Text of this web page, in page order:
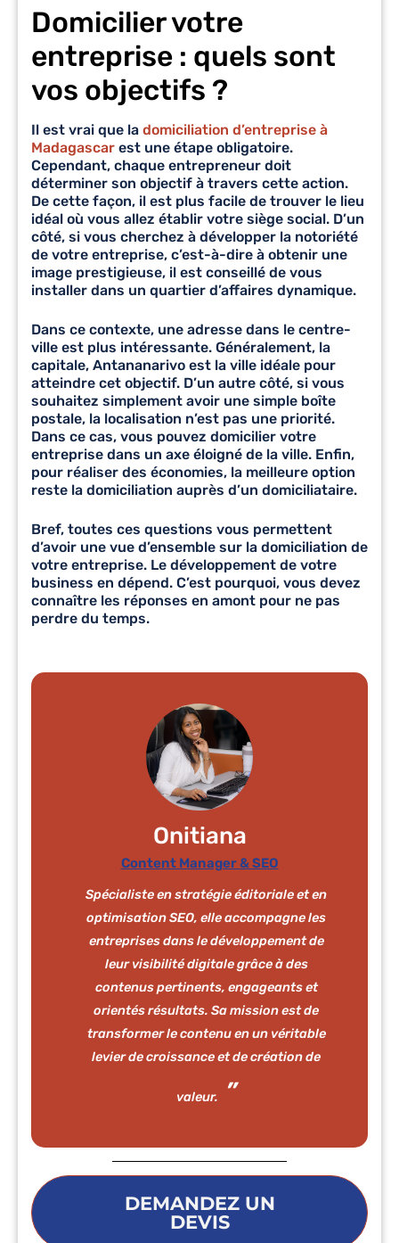
Domicilier votre
entreprise : quels sont
vos objectifs ?
Il est vrai que la domiciliation d’entreprise à
Madagascar est une étape obligatoire.
Cependant, chaque entrepreneur doit
déterminer son objectif à travers cette action.
De cette façon, il est plus facile de trouver le lieu
idéal où vous allez établir votre siège social. D’un
côté, si vous cherchez à développer la notoriété
de votre entreprise, c’est-à-dire à obtenir une
image prestigieuse, il est conseillé de vous
installer dans un quartier d’affaires dynamique.
Dans ce contexte, une adresse dans le centre-
ville est plus intéressante. Généralement, la
capitale, Antananarivo est la ville idéale pour
atteindre cet objectif. D’un autre côté, si vous
souhaitez simplement avoir une simple boîte
postale, la localisation n’est pas une priorité.
Dans ce cas, vous pouvez domicilier votre
entreprise dans un axe éloigné de la ville. Enfin,
pour réaliser des économies, la meilleure option
reste la domiciliation auprès d’un domiciliataire.
Bref, toutes ces questions vous permettent
d’avoir une vue d’ensemble sur la domiciliation de
votre entreprise. Le développement de votre
business en dépend. C’est pourquoi, vous devez
connaître les réponses en amont pour ne pas
perdre du temps.
Onitiana
Content Manager & SEO
Spécialiste en stratégie éditoriale et en
optimisation SEO, elle accompagne les
entreprises dans le développement de
leur visibilité digitale grâce à des
contenus pertinents, engageants et
orientés résultats. Sa mission est de
transformer le contenu en un véritable
levier de croissance et de création de
valeur.
DEMANDEZ UN
DEVIS